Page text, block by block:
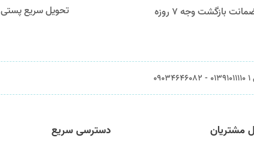
بازگشت وجه ۷ روزه تحویل سریع پستی
مشتریان دسترسی سریع